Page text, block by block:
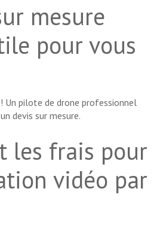
mesure
pour vous
Un pilote de drone professionnel
devis sur mesure.
les frais pour
vidéo par